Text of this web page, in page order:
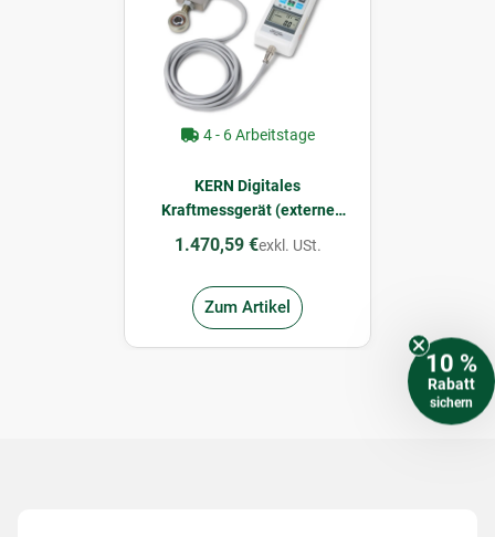
4 - 6 Arbeitstage
KERN Digitales
Kraftmessgerät (externe
Messzelle) 50 kN 10 N
intervall
1.470,59 €exkl. USt.
Zum Artikel
10 %
Rabatt
sichern